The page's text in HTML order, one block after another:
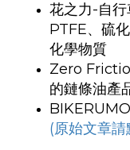
花之力-自
PTFE、硫
化學物質
Zero
的鏈條油產
(原始文章請